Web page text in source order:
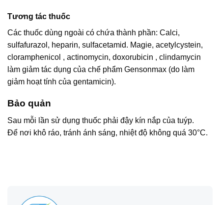
Tương tác thuốc
Các thuốc dùng ngoài có chứa thành phần: Calci,
sulfafurazol, heparin, sulfacetamid. Magie, acetylcystein,
cloramphenicol , actinomycin, doxorubicin , clindamycin
làm giảm tác dụng của chế phẩm Gensonmax (do làm
giảm hoạt tính của gentamicin).
Bảo quản
Sau mỗi lần sử dụng thuốc phải đậy kín nắp của tuýp.
Để nơi khô ráo, tránh ánh sáng, nhiệt độ không quá 30°C.